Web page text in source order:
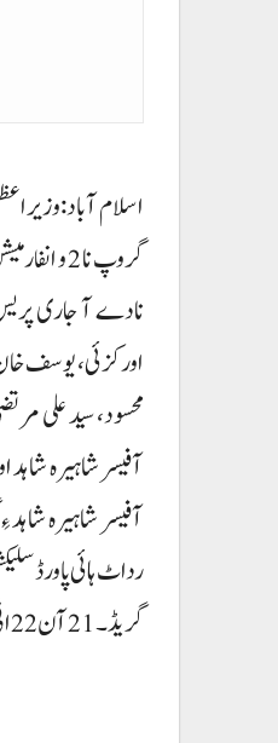
اورکزئی، یوسف
محسود، سید علی
گریڈ۔ 21 آن 22 اٹی ترقی تننگا۔ یات سلے کہ شاہیرہ شاہد بنجائی سیکرٹری حوالکاری نا حیثیت اٹ خذمت سرتننگ اٹی ءِ۔